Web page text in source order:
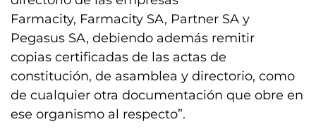
Farmacity, Farmacity SA, Partner SA y
Pegasus SA, debiendo además remitir
copias certificadas de las actas de
constitución, de asamblea y directorio, como
de cualquier otra documentación que obre en
ese organismo al respecto”.